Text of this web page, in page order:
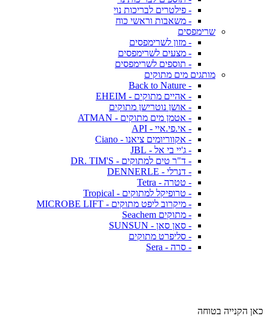
- פילטרים לבריכות נוי
- משאבות וראשי כוח
שרימפסים
- מזון לשרימפסים
- מצעים לשרימפסים
- תוספים לשרימפסים
מותגים מים מתוקים
- Back to Nature
- אהיים מתוקים - EHEIM
- אושן נוטרישן מתוקים
- אטמן מים מתוקים - ATMAN
- אי.פי.איי - API
- אקווריומים ציאנו - Ciano
- ג'יי בי אל - JBL
- ד"ר טים למתוקים - DR. TIM'S
- דנרלי - DENNERLE
- טטרה - Tetra
- טרופיקל למתוקים - Tropical
- מיקרוב ליפט מתוקים - MICROBE LIFT
- מתוקים Seachem
- סאן סאן - SUNSUN
- סליפרט מתוקים
- סרה - Sera
כאן הקנייה בטוחה